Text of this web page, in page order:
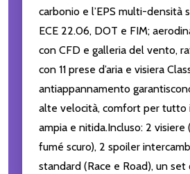
carbonio e l’EPS multi-densità
ECE 22.06, DOT e FIM;
con CFD e galleria del vento,
con 11 prese d’aria e visiera
antiappannamento
alte velocità, comfort per tutto
ampia e nitida.Incluso: 2
fumé scuro), 2 spoiler
standard (Race e Road), un